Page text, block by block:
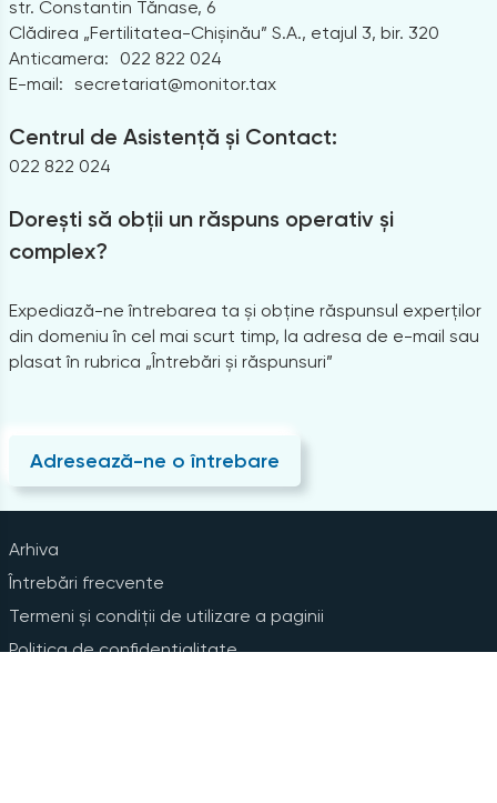
str. Constantin Tănase, 6
Clădirea „Fertilitatea-Chișinău” S.A., etajul 3, bir. 320
Anticamera:
022 822 024
E-mail: secretariat@monitor.tax
Centrul de Asistență și Contact:
022 822 024
Dorești să obții un răspuns operativ și
complex?
Expediază-ne întrebarea ta și obține răspunsul experților
din domeniu în cel mai scurt timp, la adresa de e-mail sau
plasat în rubrica „Întrebări și răspunsuri”
Adresează-ne o întrebare
Arhiva
Întrebări frecvente
Termeni și condiții de utilizare a paginii
Politica de confidențialitate